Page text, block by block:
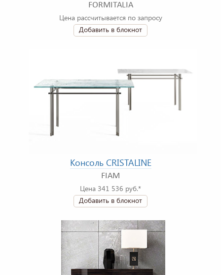
FORMITALIA
Цена рассчитывается по запросу
Добавить в блокнот
Консоль CRISTALINE
FIAM
Цена 341 536 руб.*
Добавить в блокнот